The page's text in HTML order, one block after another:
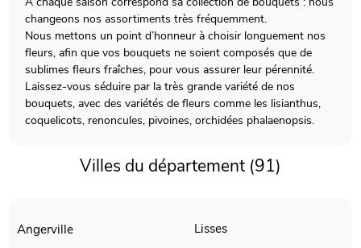
changeons nos assortiments très fréquemment.
Nous mettons un point d’honneur à choisir longuement nos
fleurs, afin que vos bouquets ne soient composés que de
sublimes fleurs fraîches, pour vous assurer leur pérennité.
Laissez-vous séduire par la très grande variété de nos
bouquets, avec des variétés de fleurs comme les lisianthus,
coquelicots, renoncules, pivoines, orchidées phalaenopsis.
Villes du département (91)
Angerville Lisses